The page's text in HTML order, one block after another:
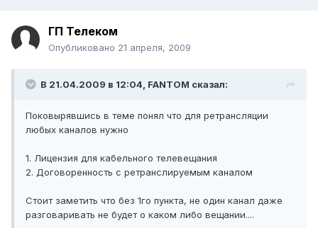
ГП Телеком
Опубликовано 21 апреля, 2009
В 21.04.2009 в 12:04, FANTOM сказал:
Поковырявшись в теме понял что для ретрансляции
любых каналов нужно
1. Лицензия для кабельного телевещания
2. Договоренность с ретранслируемым каналом
Стоит заметить что без 1го пункта, не один канал даже
разговаривать не будет о каком либо вещании....